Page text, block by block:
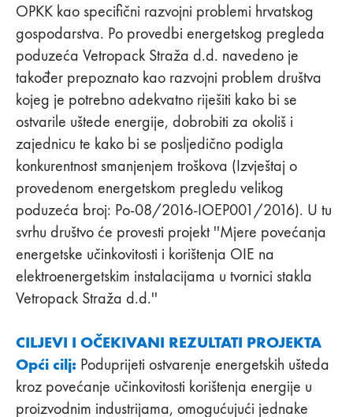
OPKK kao specifični razvojni problemi hrvatskog
gospodarstva. Po provedbi energetskog pregleda
poduzeća Vetropack Straža d.d. navedeno je
također prepoznato kao razvojni problem društva
kojeg je potrebno adekvatno riješiti kako bi se
ostvarile uštede energije, dobrobiti za okoliš i
zajednicu te kako bi se posljedično podigla
konkurentnost smanjenjem troškova (Izvještaj o
provedenom energetskom pregledu velikog
poduzeća broj: Po-08/2016-IOEP001/2016). U tu
svrhu društvo će provesti projekt ''Mjere povećanja
energetske učinkovitosti i korištenja OIE na
elektroenergetskim instalacijama u tvornici stakla
Vetropack Straža d.d.''
CILJEVI I OČEKIVANI REZULTATI PROJEKTA
Opći cilj: Poduprijeti ostvarenje energetskih ušteda
kroz povećanje učinkovitosti korištenja energije u
proizvodnim industrijama, omogućujući jednake